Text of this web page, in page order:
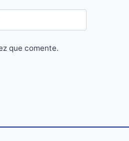
que comente.